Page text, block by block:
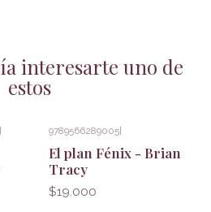
interesarte uno de
estos
9789566289005
El plan Fénix - Brian
Tracy
$19.000